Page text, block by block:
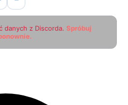
danych z Discorda. Spróbuj